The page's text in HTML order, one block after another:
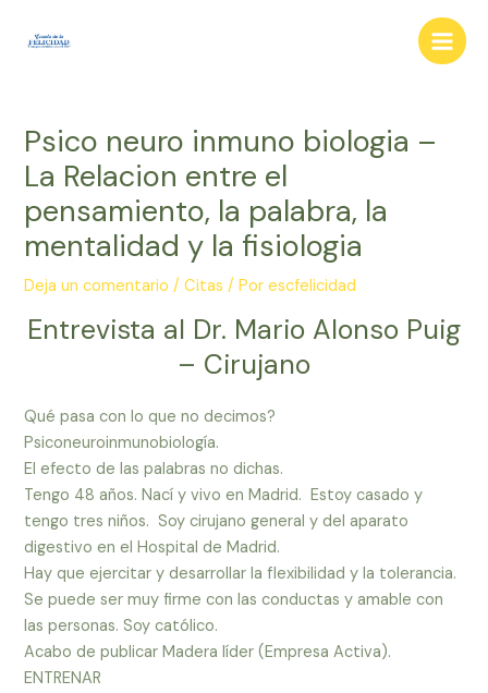
Main
Psico neuro inmuno biologia –
La Relacion entre el
pensamiento, la palabra, la
mentalidad y la fisiologia
Deja un comentario /Citas / Porescfelicidad
Entrevista al Dr. Mario Alonso Puig
– Cirujano
Qué pasa con lo que no decimos?
Psiconeuroinmunobiología.
El efecto de las palabras no dichas.
Tengo 48 años. Nací y vivo en Madrid. Estoy casado y
tengo tres niños. Soy cirujano general y del aparato
digestivo en el Hospital de Madrid.
Hay que ejercitar y desarrollar la flexibilidad y la tolerancia.
Se puede ser muy firme con las conductas y amable con
las personas. Soy católico.
Acabo de publicar Madera líder (Empresa Activa).
ENTRENAR